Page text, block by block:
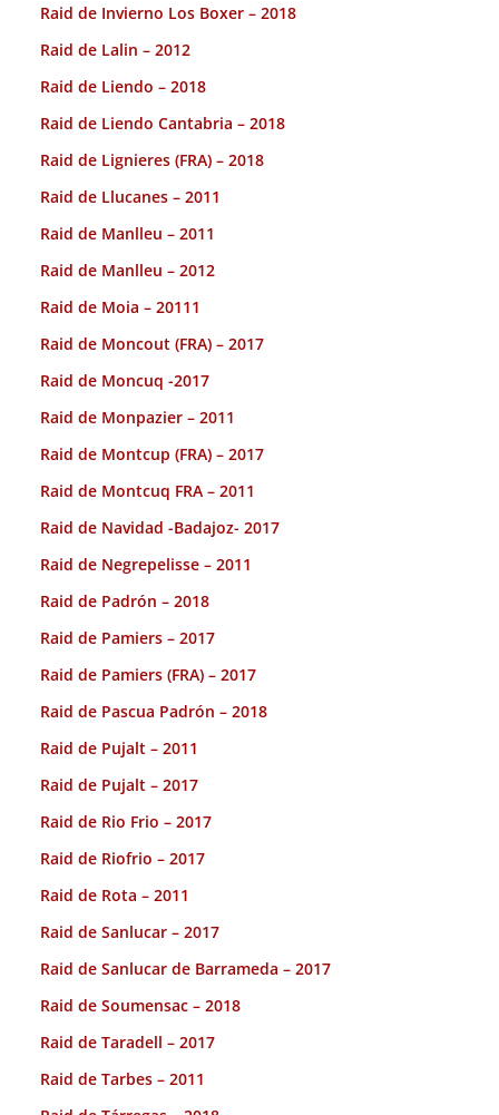
Raid de Invierno Los Boxer – 2018
Raid de Lalin – 2012
Raid de Liendo – 2018
Raid de Liendo Cantabria – 2018
Raid de Lignieres (FRA) – 2018
Raid de Llucanes – 2011
Raid de Manlleu – 2011
Raid de Manlleu – 2012
Raid de Moia – 20111
Raid de Moncout (FRA) – 2017
Raid de Moncuq -2017
Raid de Monpazier – 2011
Raid de Montcup (FRA) – 2017
Raid de Montcuq FRA – 2011
Raid de Navidad -Badajoz- 2017
Raid de Negrepelisse – 2011
Raid de Padrón – 2018
Raid de Pamiers – 2017
Raid de Pamiers (FRA) – 2017
Raid de Pascua Padrón – 2018
Raid de Pujalt – 2011
Raid de Pujalt – 2017
Raid de Rio Frio – 2017
Raid de Riofrio – 2017
Raid de Rota – 2011
Raid de Sanlucar – 2017
Raid de Sanlucar de Barrameda – 2017
Raid de Soumensac – 2018
Raid de Taradell – 2017
Raid de Tarbes – 2011